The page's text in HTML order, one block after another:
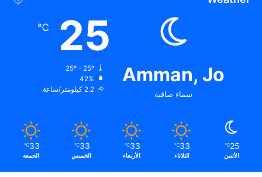
Amman, Jo
سماء صافية
25
℃
42%
2.2 كيلومتر/ساعة
25
℃
الأثنين
33
℃
الثلاثاء
33
℃
الأربعاء
33
℃
الخميس
33
℃
الجمعة